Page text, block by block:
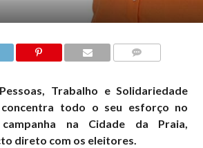
Trabalho e Solidariedade
concentra todo o seu esforço no
na Cidade da Praia,
direto com os eleitores.